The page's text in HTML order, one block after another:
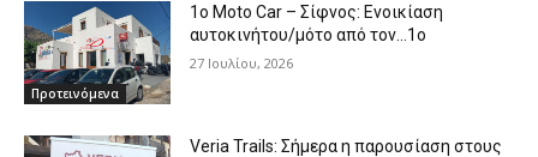
Προτεινόμενα
1o Moto Car – Σίφνος: Ενοικίαση
αυτοκινήτου/μότο από τον…1ο
27 Ιουλίου, 2026
Veria Trails: Σήμερα η παρουσίαση στους